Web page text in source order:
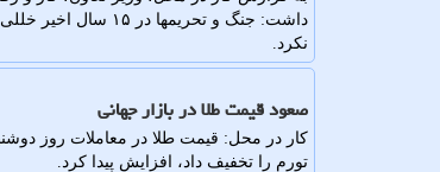
داشت: جنگ و
نکرد.
صعود قیمت طلا در بازار جهانی
کار در محل: قیمت طلا در معاملات روز
تورم را تخفیف داد، افزایش پیدا کرد.